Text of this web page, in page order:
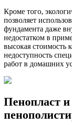
Кроме того,
позволяет
фундамента даже
недостатком в
высокая стоимость
недоступность
работ в домашних
Пенопласт